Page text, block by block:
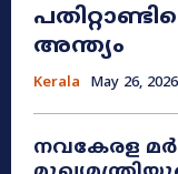
അന്ത്യം
Kerala May 26, 2026
നവകേരള